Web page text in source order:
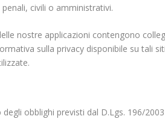
civili o amministrativi.
nostre applicazioni contengono
sulla privacy disponibile su tali
obblighi previsti dal D.Lgs. 196/